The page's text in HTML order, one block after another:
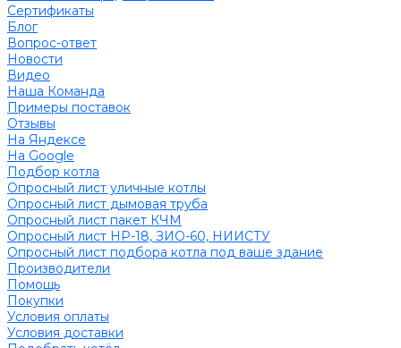
Сертификаты
Блог
Вопрос-ответ
Новости
Видео
Наша Команда
Примеры поставок
Отзывы
На Яндексе
На Google
Подбор котла
Опросный лист уличные котлы
Опросный лист дымовая труба
Опросный лист пакет КЧМ
Опросный лист НР-18, ЗИО-60, НИИСТУ
Опросный лист подбора котла под ваше здание
Производители
Помощь
Покупки
Условия оплаты
Условия доставки